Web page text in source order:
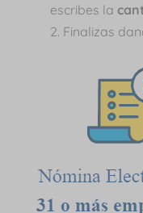
escribes la
Finalizas